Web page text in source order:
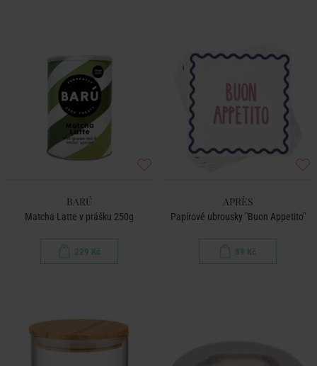
BARÚ
Matcha Latte v prášku 250g
229 Kč
APRÈS
Papírové ubrousky "Buon Appetito"
89 Kč